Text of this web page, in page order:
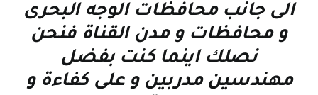
الى جانب محافظات الوجه البحرى
و محافظات و مدن القناة فنحن
نصلك اينما كنت بفضل
مهندسين مدربين و على كفاءة و